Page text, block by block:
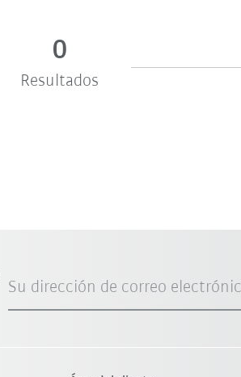
0
Resultados
Su dirección de correo